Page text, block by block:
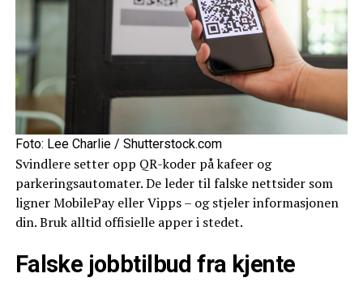
Foto: Lee Charlie / Shutterstock.com
Svindlere setter opp QR-koder på kafeer og
parkeringsautomater. De leder til falske nettsider som
ligner MobilePay eller Vipps – og stjeler informasjonen
din. Bruk alltid offisielle apper i stedet.
Falske jobbtilbud fra kjente